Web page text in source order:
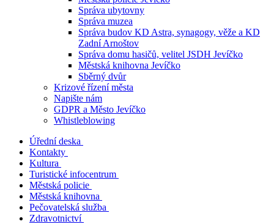
Správa ubytovny
Správa muzea
Správa budov KD Astra, synagogy, věže a KD
Zadní Arnoštov
Správa domu hasičů, velitel JSDH Jevíčko
Městská knihovna Jevíčko
Sběrný dvůr
Krizové řízení města
Napište nám
GDPR a Město Jevíčko
Whistleblowing
Úřední deska
Kontakty
Kultura
Turistické infocentrum
Městská policie
Městská knihovna
Pečovatelská služba
Zdravotnictví